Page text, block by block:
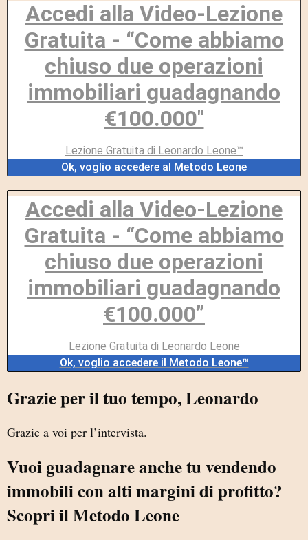
Accedi alla Video-Lezione
Gratuita - “Come abbiamo
chiuso due operazioni
immobiliari guadagnando
€100.000"
Lezione Gratuita di Leonardo Leone™
Ok, voglio accedere al Metodo Leone
Accedi alla Video-Lezione
Gratuita - “Come abbiamo
chiuso due operazioni
immobiliari guadagnando
€100.000”
Lezione Gratuita di Leonardo Leone
Ok, voglio accedere il Metodo Leone™
Grazie per il tuo tempo, Leonardo
Grazie a voi per l’intervista.
Vuoi guadagnare anche tu vendendo
immobili con alti margini di profitto?
Scopri il Metodo Leone